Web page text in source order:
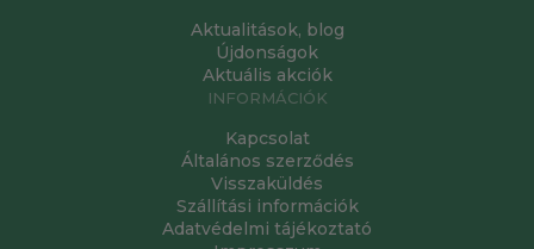
Aktualitások, blog
Újdonságok
Aktuális akciók
INFORMÁCIÓK
Kapcsolat
Általános szerződés
Visszaküldés
Szállítási információk
Adatvédelmi tájékoztató